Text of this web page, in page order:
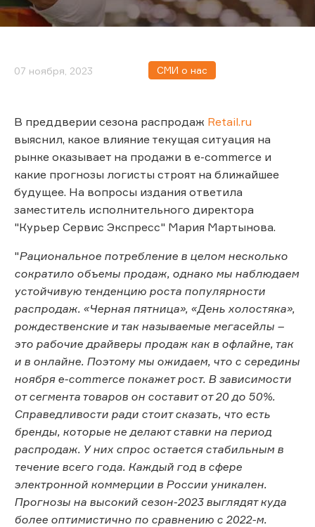
07 ноября, 2023 СМИ о нас
В преддверии сезона распродаж Retail.ru
выяснил, какое влияние текущая ситуация на
рынке оказывает на продажи в e-commerce и
какие прогнозы логисты строят на ближайшее
будущее. На вопросы издания ответила
заместитель исполнительного директора
"Курьер Сервис Экспресс" Мария Мартынова.
"Рациональное потребление в целом несколько
сократило объемы продаж, однако мы наблюдаем
устойчивую тенденцию роста популярности
распродаж. «Черная пятница», «День холостяка»,
рождественские и так называемые мегасейлы –
это рабочие драйверы продаж как в офлайне, так
и в онлайне. Поэтому мы ожидаем, что с середины
ноября e-commerce покажет рост. В зависимости
от сегмента товаров он составит от 20 до 50%.
Справедливости ради стоит сказать, что есть
бренды, которые не делают ставки на период
распродаж. У них спрос остается стабильным в
течение всего года. Каждый год в сфере
электронной коммерции в России уникален.
Прогнозы на высокий сезон-2023 выглядят куда
более оптимистично по сравнению с 2022-м.